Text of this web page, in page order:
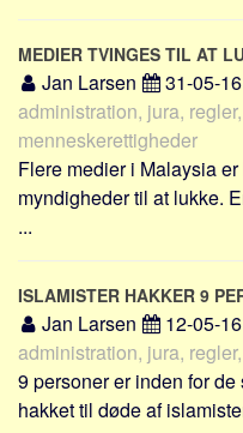
MEDIER TVINGES TIL AT
Jan Larsen 31-05-16
administration, jura,
menneskerettigheder
Flere medier i Malaysia
myndigheder til at lukke.
...
ISLAMISTER HAKKER 9
Jan Larsen 12-05-16
administration, jura,
9 personer er inden for
hakket til døde af